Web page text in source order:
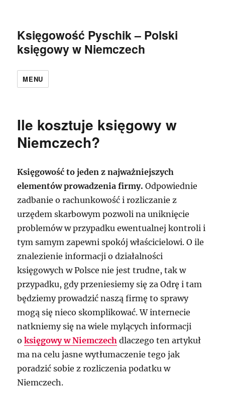
Księgowość Pyschik – Polski
księgowy w Niemczech
MENU
Ile kosztuje księgowy w
Niemczech?
Księgowość to jeden z najważniejszych
elementów prowadzenia firmy.Odpowiednie
zadbanie o rachunkowość i rozliczanie z
urzędem skarbowym pozwoli na uniknięcie
problemów w przypadku ewentualnej kontroli i
tym samym zapewni spokój właścicielowi. O ile
znalezienie informacji o działalności
księgowych w Polsce nie jest trudne, tak w
przypadku, gdy przeniesiemy się za Odrę i tam
będziemy prowadzić naszą firmę to sprawy
mogą się nieco skomplikować. W internecie
natkniemy się na wiele mylących informacji
oksięgowy w Niemczech dlaczego ten artykuł
ma na celu jasne wytłumaczenie tego jak
poradzić sobie z rozliczenia podatku w
Niemczech.